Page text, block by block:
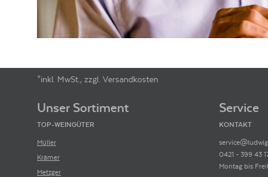
EAN
ARTIKELNUMMER
*inkl. MwSt., zzgl. Versandkosten
Unser Sortiment
TOP-WEINGÜTER
Müller
Krämer
Metzger
Service
KONTAKT
0421 - 399 43
Montag bis